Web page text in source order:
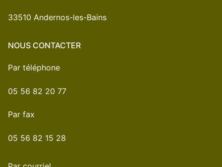
33510 Andernos-les-Bains
NOUS CONTACTER
Par téléphone
05 56 82 20 77
Par fax
05 56 82 15 28